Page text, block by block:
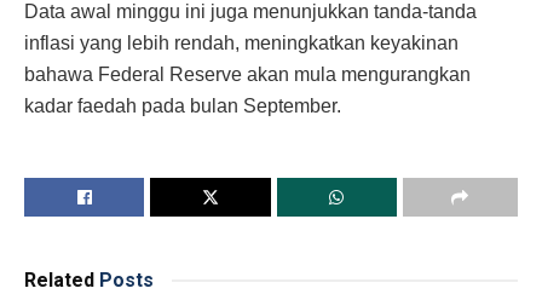
Data awal minggu ini juga menunjukkan tanda-tanda
inflasi yang lebih rendah, meningkatkan keyakinan
bahawa Federal Reserve akan mula mengurangkan
kadar faedah pada bulan September.
Related Posts